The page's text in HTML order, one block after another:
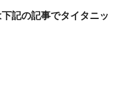
記の記事でタイタニッ